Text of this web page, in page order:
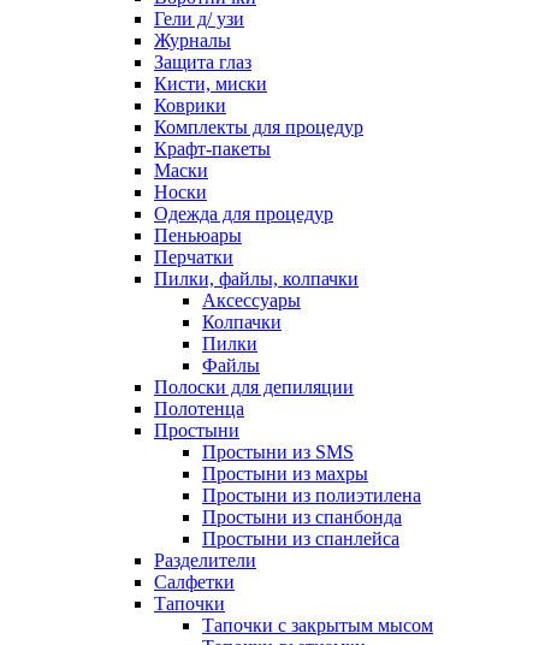
Гели д/ узи
Журналы
Защита глаз
Кисти, миски
Коврики
Комплекты для процедур
Крафт-пакеты
Маски
Носки
Одежда для процедур
Пеньюары
Перчатки
Пилки, файлы, колпачки
Аксессуары
Колпачки
Пилки
Файлы
Полоски для депиляции
Полотенца
Простыни
Простыни из SMS
Простыни из махры
Простыни из полиэтилена
Простыни из спанбонда
Простыни из спанлейса
Разделители
Салфетки
Тапочки
Тапочки с закрытым мысом